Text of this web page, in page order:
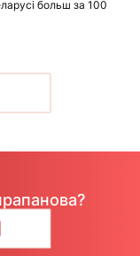
больш за 100